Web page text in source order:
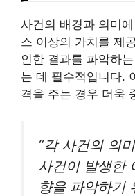
사건의 배경과 의미
스 이상의 가치를 제
인한 결과를 파악하
는 데 필수적입니다.
격을 주는 경우 더욱
“각 사건의 의
사건이 발생한
향을 파악하기